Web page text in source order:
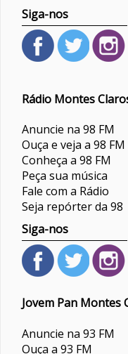
Siga-nos
Rádio Montes
Anuncie na 98 FM
Ouça e veja a 98 FM
Conheça a 98 FM
Peça sua música
Fale com a Rádio
Seja repórter da 98
Siga-nos
Jovem Pan Montes
Anuncie na 93 FM
Ouça a 93 FM